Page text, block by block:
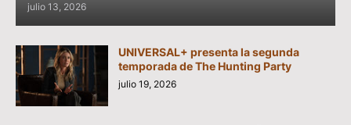
julio 13, 2026
UNIVERSAL+ presenta la segunda
temporada de The Hunting Party
julio 19, 2026